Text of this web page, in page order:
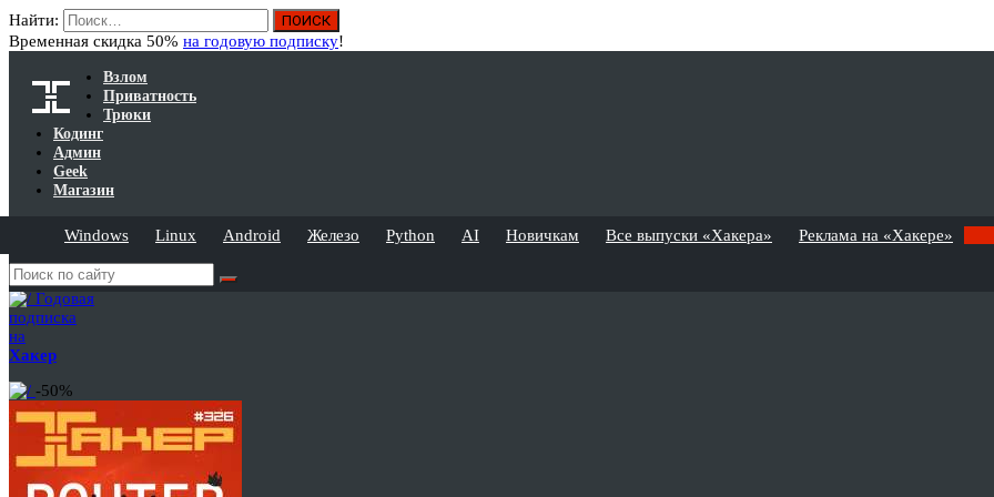
Найти:
Временная скидка 50% на годовую подписку!
Взлом
Приватность
Трюки
Кодинг
Админ
Geek
Магазин
Windows Linux Android Железо Python AI Новичкам Все выпуски «Хакера» Реклама на «Хакере»
Годовая
подписка
на
Хакер
-50%